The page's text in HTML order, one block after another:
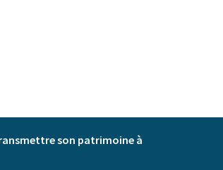
son patrimoine à